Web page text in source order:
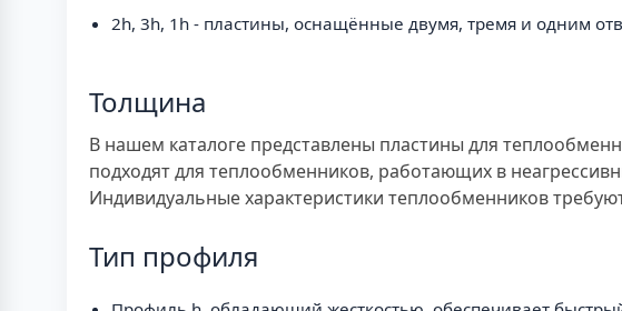
2h, 3h, 1h - пластины, оснащённые двумя, тремя и одним
Толщина
В нашем каталоге представлены пластины для
подходят для теплообменников, работающих в
Индивидуальные характеристики теплообменников
Тип профиля